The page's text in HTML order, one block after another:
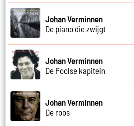
Johan Verminnen
De piano die zwijgt
Johan Verminnen
De Poolse kapitein
Johan Verminnen
De roos